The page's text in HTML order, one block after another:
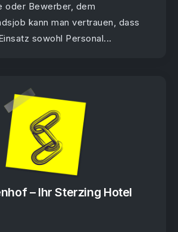
oder Bewerber, dem
kann man vertrauen, dass
sowohl Personal...
– Ihr Sterzing Hotel